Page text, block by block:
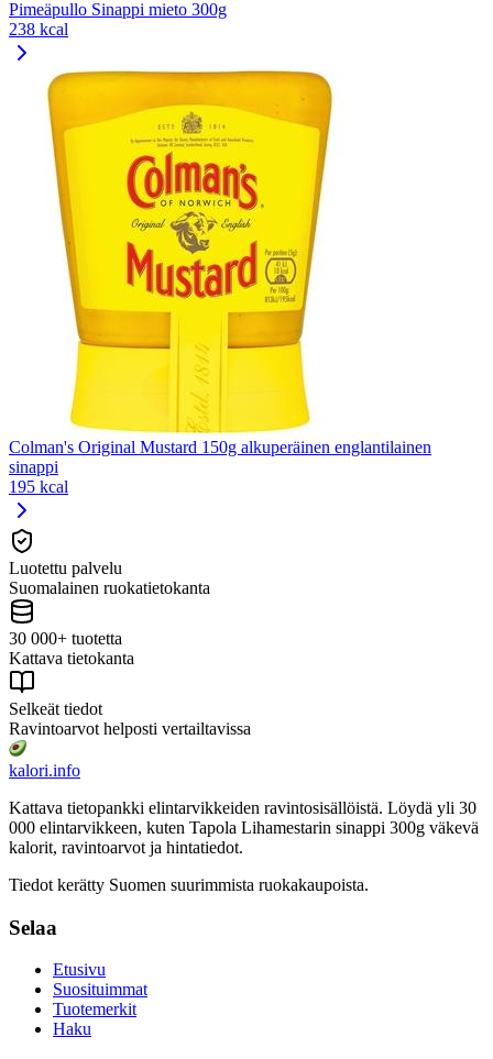
Pimeäpullo Sinappi mieto 300g
238 kcal
Colman's Original Mustard 150g alkuperäinen englantilainen
sinappi
195 kcal
Luotettu palvelu
Suomalainen ruokatietokanta
30 000+ tuotetta
Kattava tietokanta
Selkeät tiedot
Ravintoarvot helposti vertailtavissa
kalori.info
Kattava tietopankki elintarvikkeiden ravintosisällöistä. Löydä yli 30
000 elintarvikkeen, kuten Tapola Lihamestarin sinappi 300g väkevä
kalorit, ravintoarvot ja hintatiedot.
Tiedot kerätty Suomen suurimmista ruokakaupoista.
Selaa
Etusivu
Suosituimmat
Tuotemerkit
Haku